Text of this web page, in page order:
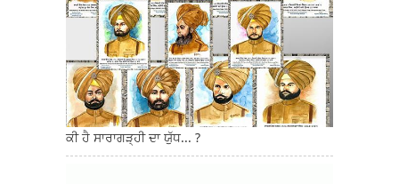
ਕੀ ਹੈ ਸਾਰਾਗੜ੍ਹੀ ਦਾ ਯੁੱਧ... ?